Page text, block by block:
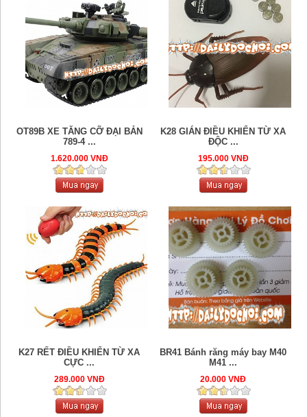
OT89B XE TĂNG CỠ ĐẠI BẢN
789-4 ...
1.620.000 VNĐ
K28 GIÁN ĐIỀU KHIỂN TỪ XA
ĐỘC ...
195.000 VNĐ
K27 RẾT ĐIỀU KHIỂN TỪ XA
CỰC ...
289.000 VNĐ
BR41 Bánh răng máy bay M40
M41 ...
20.000 VNĐ